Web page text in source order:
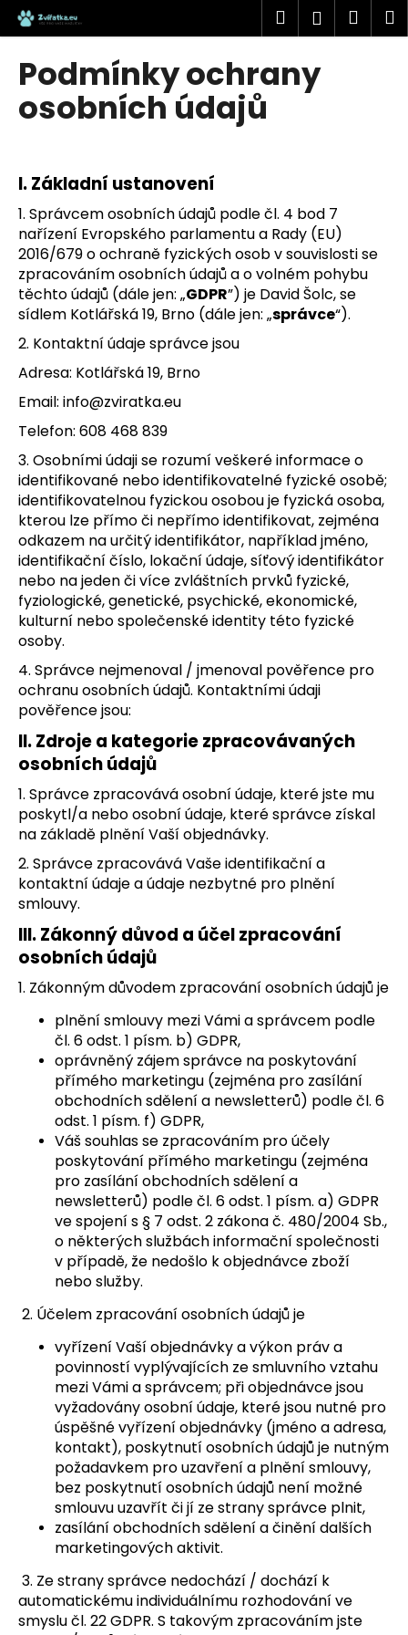
Přejít
obsah
Hledat
Podmínky ochrany
osobních údajů
I.Základní ustanovení
1. Správcem osobních údajů podle čl. 4 bod 7
nařízení Evropského parlamentu a Rady (EU)
2016/679 o ochraně fyzických osob v souvislosti se
zpracováním osobních údajů a o volném pohybu
těchto údajů (dále jen: „GDPR”) je David Šolc, se
sídlem Kotlářská 19, Brno (dále jen: „správce“).
2. Kontaktní údaje správce jsou
Adresa: Kotlářská 19, Brno
Email: info@zviratka.eu
Telefon: 608 468 839
3. Osobními údaji se rozumí veškeré informace o
identifikované nebo identifikovatelné fyzické osobě;
identifikovatelnou fyzickou osobou je fyzická osoba,
kterou lze přímo či nepřímo identifikovat, zejména
odkazem na určitý identifikátor, například jméno,
identifikační číslo, lokační údaje, síťový identifikátor
nebo na jeden či více zvláštních prvků fyzické,
fyziologické, genetické, psychické, ekonomické,
kulturní nebo společenské identity této fyzické
osoby.
4. Správce nejmenoval / jmenoval pověřence pro
ochranu osobních údajů. Kontaktními údaji
pověřence jsou:
II.Zdroje a kategorie zpracovávaných
osobních údajů
1. Správce zpracovává osobní údaje, které jste mu
poskytl/a nebo osobní údaje, které správce získal
na základě plnění Vaší objednávky.
2. Správce zpracovává Vaše identifikační a
kontaktní údaje a údaje nezbytné pro plnění
smlouvy.
III.Zákonný důvod a účel zpracování
osobních údajů
1. Zákonným důvodem zpracování osobních údajů je
plnění smlouvy mezi Vámi a správcem podle
čl. 6 odst. 1 písm. b) GDPR,
oprávněný zájem správce na poskytování
přímého marketingu (zejména pro zasílání
obchodních sdělení a newsletterů) podle čl. 6
odst. 1 písm. f) GDPR,
Váš souhlas se zpracováním pro účely
poskytování přímého marketingu (zejména
pro zasílání obchodních sdělení a
newsletterů) podle čl. 6 odst. 1 písm. a) GDPR
ve spojení s § 7 odst. 2 zákona č. 480/2004 Sb.,
o některých službách informační společnosti
v případě, že nedošlo k objednávce zboží
nebo služby.
2. Účelem zpracování osobních údajů je
vyřízení Vaší objednávky a výkon práv a
povinností vyplývajících ze smluvního vztahu
mezi Vámi a správcem; při objednávce jsou
vyžadovány osobní údaje, které jsou nutné pro
úspěšné vyřízení objednávky (jméno a adresa,
kontakt), poskytnutí osobních údajů je nutným
požadavkem pro uzavření a plnění smlouvy,
bez poskytnutí osobních údajů není možné
smlouvu uzavřít či jí ze strany správce plnit,
zasílání obchodních sdělení a činění dalších
marketingových aktivit.
3. Ze strany správce nedochází / dochází k
automatickému individuálnímu rozhodování ve
smyslu čl. 22 GDPR. S takovým zpracováním jste
o
C
o
o
t
ř
e
b
u
j
e
t
e
n
a
j
í
t
?
HLEDAT
D
o
p
o
u
č
u
j
e
m
KONZERVA
DOSPĚLÉ
JEHNĚČÍ